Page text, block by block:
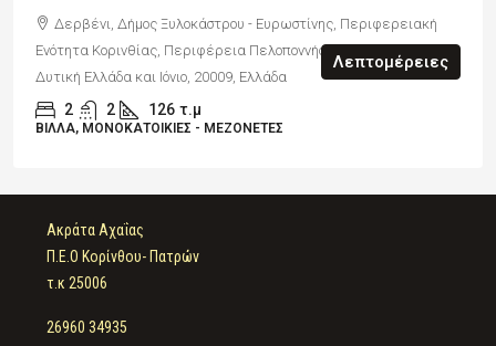
Δερβένι, Δήμος Ξυλοκάστρου - Ευρωστίνης, Περιφερειακή
Ενότητα Κορινθίας, Περιφέρεια Πελοποννήσου, Πελοπόννησος,
Δυτική Ελλάδα και Ιόνιο, 20009, Ελλάδα
2 2 126 τ.μ
ΒΊΛΛΑ, ΜΟΝΟΚΑΤΟΙΚΊΕΣ - ΜΕΖΟΝΈΤΕΣ
Λεπτομέρειες
Ακράτα Αχαΐας
Π.Ε.Ο Κορίνθου- Πατρών
τ.κ 25006
26960 34935